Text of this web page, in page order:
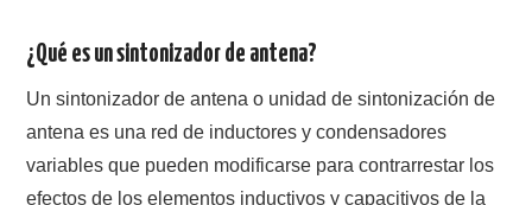
¿Qué es un sintonizador de antena?
Un sintonizador de antena o unidad de sintonización de
antena es una red de inductores y condensadores
variables que pueden modificarse para contrarrestar los
efectos de los elementos inductivos y capacitivos de la